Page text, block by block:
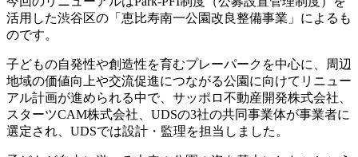
活用した渋谷区の「恵比寿南一公園改良整備事業」によるも
のです。
子どもの自発性や創造性を育むプレーパークを中心に、周辺
地域の価値向上や交流促進につながる公園に向けてリニュー
アル計画が進められる中で、サッポロ不動産開発株式会社、
スターツCAM株式会社、UDSの3社の共同事業体が事業者に
選定され、UDSでは設計・監理を担当しました。